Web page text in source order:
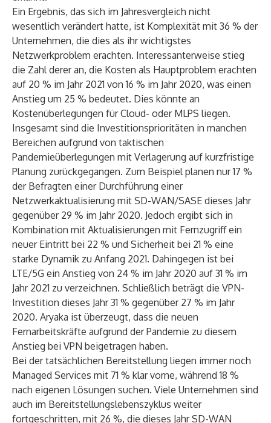
Ein Ergebnis, das sich im Jahresvergleich nicht
wesentlich verändert hatte, ist Komplexität mit 36 % der
Unternehmen, die dies als ihr wichtigstes
Netzwerkproblem erachten. Interessanterweise stieg
die Zahl derer an, die Kosten als Hauptproblem erachten
auf 20 % im Jahr 2021 von 16 % im Jahr 2020, was einen
Anstieg um 25 % bedeutet. Dies könnte an
Kostenüberlegungen für Cloud- oder MLPS liegen.
Insgesamt sind die Investitionsprioritäten in manchen
Bereichen aufgrund von taktischen
Pandemieüberlegungen mit Verlagerung auf kurzfristige
Planung zurückgegangen. Zum Beispiel planen nur 17 %
der Befragten einer Durchführung einer
Netzwerkaktualisierung mit SD-WAN/SASE dieses Jahr
gegenüber 29 % im Jahr 2020. Jedoch ergibt sich in
Kombination mit Aktualisierungen mit Fernzugriff ein
neuer Eintritt bei 22 % und Sicherheit bei 21 % eine
starke Dynamik zu Anfang 2021. Dahingegen ist bei
LTE/5G ein Anstieg von 24 % im Jahr 2020 auf 31 % im
Jahr 2021 zu verzeichnen. Schließlich beträgt die VPN-
Investition dieses Jahr 31 % gegenüber 27 % im Jahr
2020. Aryaka ist überzeugt, dass die neuen
Fernarbeitskräfte aufgrund der Pandemie zu diesem
Anstieg bei VPN beigetragen haben.
Bei der tatsächlichen Bereitstellung liegen immer noch
Managed Services mit 71 % klar vorne, während 18 %
nach eigenen Lösungen suchen. Viele Unternehmen sind
auch im Bereitstellungslebenszyklus weiter
fortgeschritten, mit 26 %, die dieses Jahr SD-WAN